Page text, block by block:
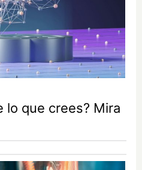
lo que crees? Mira